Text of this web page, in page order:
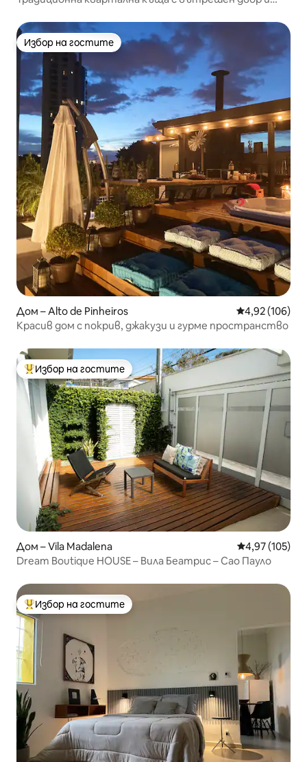
Избор на гостите
Избор на гостите
Дом – Alto de Pinheiros Средна
4,92 (106)
Красив дом с покрив, джакузи и гурме пространство
Най-популярен избор на гостите
Избор на гостите
Дом – Vila Madalena Средна
4,97 (105)
Dream Boutique HOUSE – Вила Беатрис – Сао Пауло
Най-популярен избор на гостите
Избор на гостите